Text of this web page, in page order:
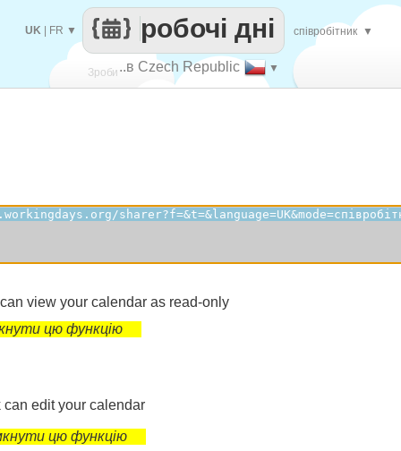
Зроби ..в Czech Republic ▼
робочі дні
UK FR ▼ співробітник ▼
view your calendar as read-only
цю функцію
edit your calendar
цю функцію